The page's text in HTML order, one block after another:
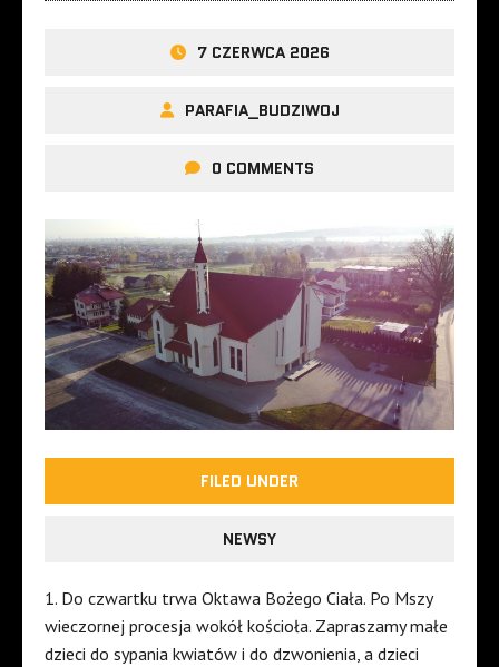
7 CZERWCA 2026
PARAFIA_BUDZIWOJ
0 COMMENTS
FILED UNDER
NEWSY
1. Do czwartku trwa Oktawa Bożego Ciała. Po Mszy
wieczornej procesja wokół kościoła. Zapraszamy małe
dzieci do sypania kwiatów i do dzwonienia, a dzieci